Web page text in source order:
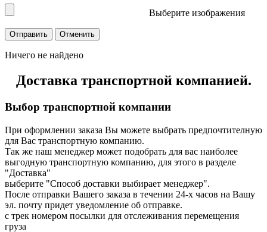
Выберите изображения
Ничего не найдено
Доставка транспортной компанией.
Выбор транспортной компании
При оформлении заказа Вы можете выбрать предпочтителную
для Вас транспортную компанию.
Так же наш менеджер может подобрать для вас наиболее
выгодную транспортную компанию, для этого в разделе
"Доставка"
выберите "Способ доставки выбирает менеджер".
После отправки Вашего заказа в течении 24-х часов на Вашу
эл. почту придет уведомление об отправке.
с трек номером посылки для отслеживания перемещения
груза